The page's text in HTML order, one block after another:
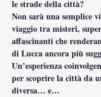
le strade della città?
Non sarà una semplice
viaggio tra misteri,
affascinanti che
di Lucca ancora più
Un’esperienza
per scoprire la città da
diversa… e…